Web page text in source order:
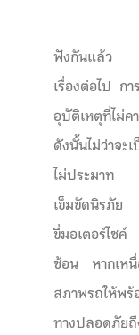
ฟังกันแล้ว อย่
เรื่องต่อไป กา
อุบัติเหตุที่ไม่ค
ดังนั้นไม่ว่าจะ
ไม่ประมาท ล
เข็มขัดนิรภัย
ขี่มอเตอร์ไซ
ซ้อน หากเหนื่
สภาพรถให้พ
ทางปลอดภัย